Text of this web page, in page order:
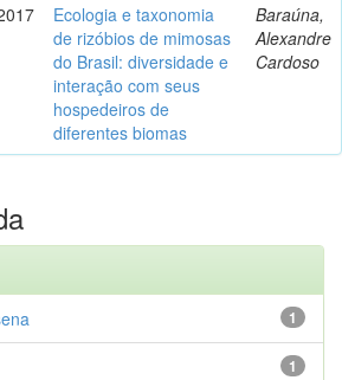
Ecologia e taxonomia
de rizóbios de mimosas
do Brasil: diversidade e
interação com seus
hospedeiros de
diferentes biomas
Baraúna,
Alexandre
Cardoso
1
1